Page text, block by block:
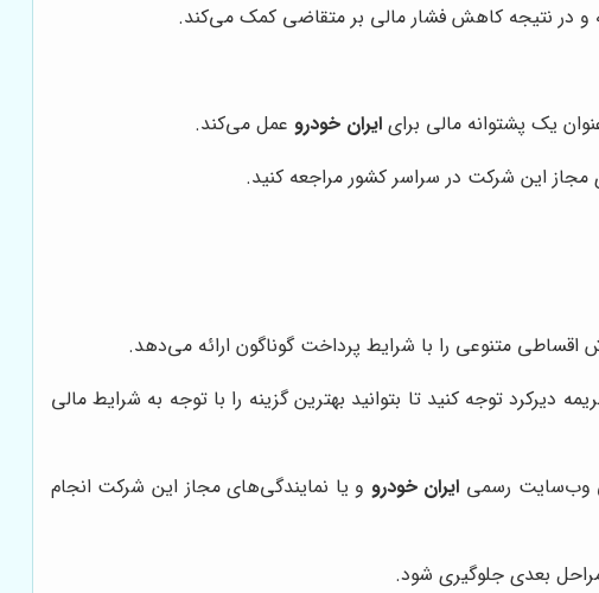
در نتیجه کاهش فشار مالی بر متقاضی کمک می‌کند.
یک پشتوانه مالی برای ایران خودرو عمل می‌کند.
مجاز این شرکت در سراسر کشور مراجعه کنید.
متنوعی را با شرایط پرداخت گوناگون ارائه می‌دهد.
توجه کنید تا بتوانید بهترین گزینه را با توجه به شرایط مالی
وب‌سایت رسمی ایران خودرو و یا نمایندگی‌های مجاز این شرکت انجام
بعدی جلوگیری شود.